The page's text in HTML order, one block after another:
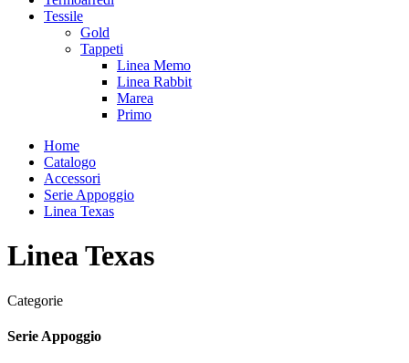
Tessile
Gold
Tappeti
Linea Memo
Linea Rabbit
Marea
Primo
Home
Catalogo
Accessori
Serie Appoggio
Linea Texas
Linea Texas
Categorie
Serie Appoggio